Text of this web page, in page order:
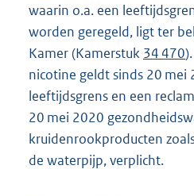
waarin o.a. een
worden geregeld, ligt ter
Kamer (Kamerstuk 34 470
nicotine geldt sinds 20 mei
leeftijdsgrens en een
20 mei 2020
kruidenrookproducten
de waterpijp, verplicht.